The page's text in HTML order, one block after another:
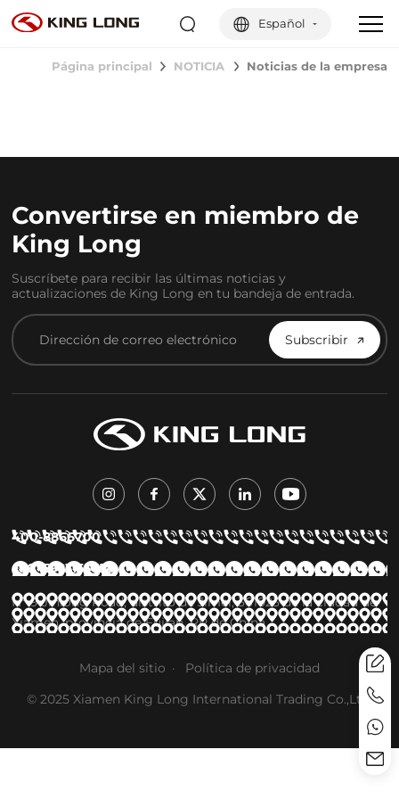
Español
Página principal NOTICIA Noticias de la empresa
Convertirse en miembro de
King Long
Suscríbete para recibir las últimas noticias y
actualizaciones de King Long en tu bandeja de entrada.
Subscribir
400-8866700
+86 15923155658
Nº 9 Jinlong Road, distrito de Jimei, 361023 de la ciudad de
Xiamen, provincia de Fujian, RP de China
Mapa del sitio
Política de privacidad
© 2025 Xiamen King Long International Trading Co.,Ltd.